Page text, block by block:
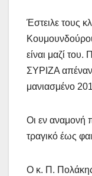
Έστειλε τους
είναι μαζί
ΣΥΡΙΖΑ
μανιασμένο
Οι εν αναμονή
τραγικό έως
Ο κ. Π. Πολάκης